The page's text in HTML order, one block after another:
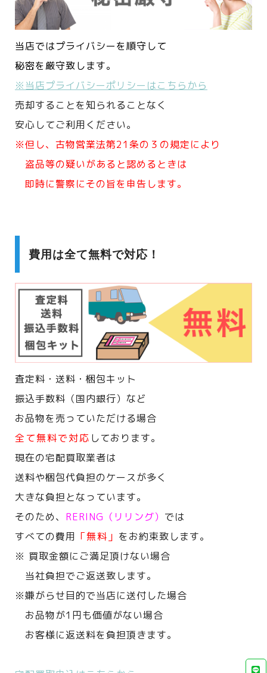
当店ではプライバシーを順守して
秘密を厳守致します。
※当店プライバシーポリシーはこちらから
売却することを知られることなく
安心してご利用ください。
※但し、古物営業法第21条の３の規定により
盗品等の疑いがあると認めるときは
即時に警察にその旨を申告します。
費用は全て無料で対応！
査定料・送料・梱包キット
振込手数料（国内銀行）など
お品物を売っていただける場合
全て無料で対応 しております。
現在の宅配買取業者は
送料や梱包代負担のケースが多く
大きな負担となっています。
そのため、 RERING（リリング） では
すべての費用 「無料」 をお約束致します。
※ 買取金額にご満足頂けない場合
当社負担でご返送致します。
※嫌がらせ目的で当店に送付した場合
お品物が1円も価値がない場合
お客様に返送料を負担頂きます。